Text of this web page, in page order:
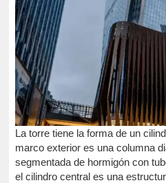
La torre tiene la forma de un
marco exterior es una columna
segmentada de hormigón con
el cilindro central es una